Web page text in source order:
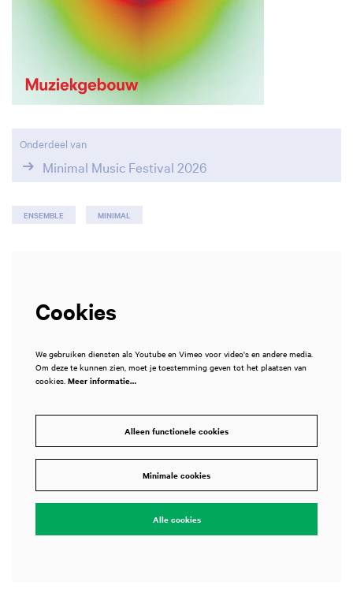
Onderdeel van
Minimal Music Festival 2026
ENSEMBLE MINIMAL
Cookies
We gebruiken diensten als Youtube en Vimeo voor video's en andere media.
Om deze te kunnen zien, moet je toestemming geven tot het plaatsen van
cookies. Meer informatie…
Alleen functionele cookies
Minimale cookies
Alle cookies
Inzoomen